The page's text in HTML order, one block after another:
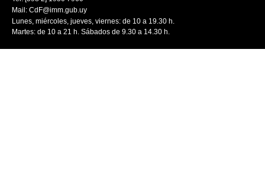
Mail: CdF@imm.gub.uy
Lunes, miércoles, jueves, viernes: de 10 a 19.30 h.
Martes: de 10 a 21 h. Sábados de 9.30 a 14.30 h.